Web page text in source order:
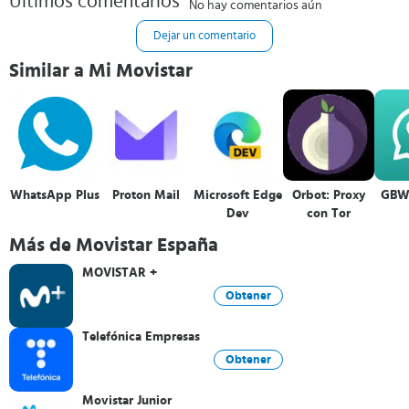
No hay comentarios aún
Dejar un comentario
Similar a Mi Movistar
WhatsApp Plus Proton Mail
Microsoft Edge
Dev
Orbot: Proxy
con Tor
Más de Movistar España
MOVISTAR +
Obtener
Telefónica Empresas
Obtener
Movistar Junior